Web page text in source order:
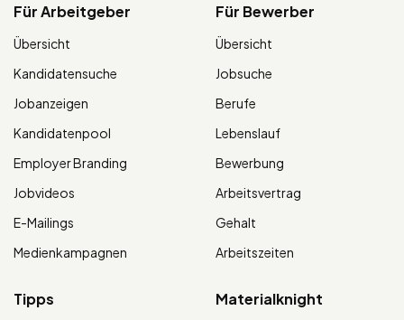
Für Arbeitgeber
Übersicht
Kandidatensuche
Jobanzeigen
Kandidatenpool
Employer Branding
Jobvideos
E-Mailings
Medienkampagnen
Für Bewerber
Übersicht
Jobsuche
Berufe
Lebenslauf
Bewerbung
Arbeitsvertrag
Gehalt
Arbeitszeiten
Tipps Materialknight